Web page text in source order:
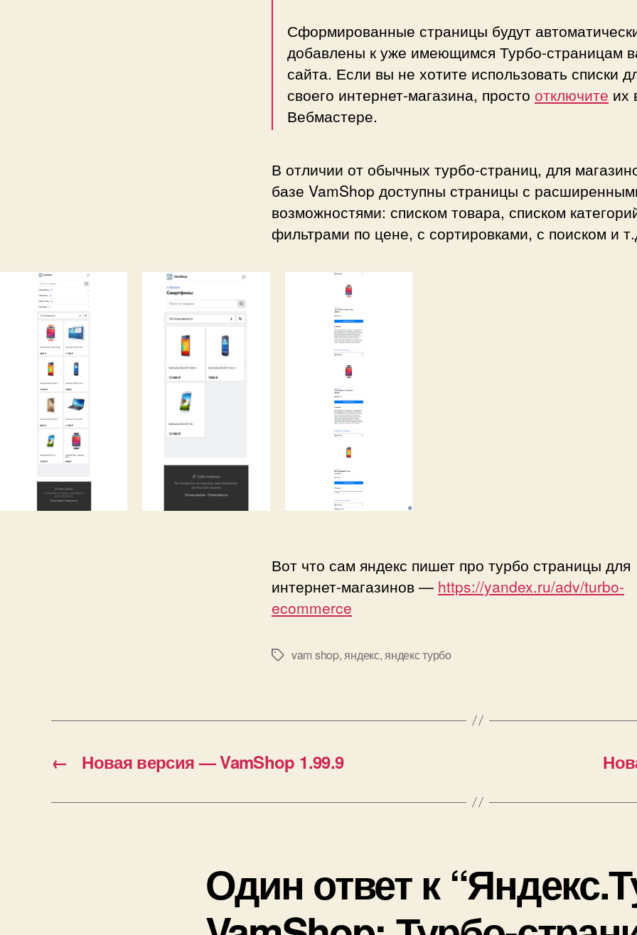
Сформированные страницы будут
добавлены к уже имеющимся Турбо-страницам
сайта. Если вы не хотите использовать списки
своего интернет-магазина, просто отключите их
Вебмастере.
В отличии от обычных турбо-страниц, для
базе VamShop доступны страницы с
возможностями: списком товара, списком
фильтрами по цене, с сортировками, с поиском и
Вот что сам яндекс пишет про турбо страницы для
интернет-магазинов — https://yandex.ru/adv/turbo-
ecommerce
Меткиvam shop,яндекс,яндекс турбо
← Новая версия — VamShop 1.99.9
Один ответ к